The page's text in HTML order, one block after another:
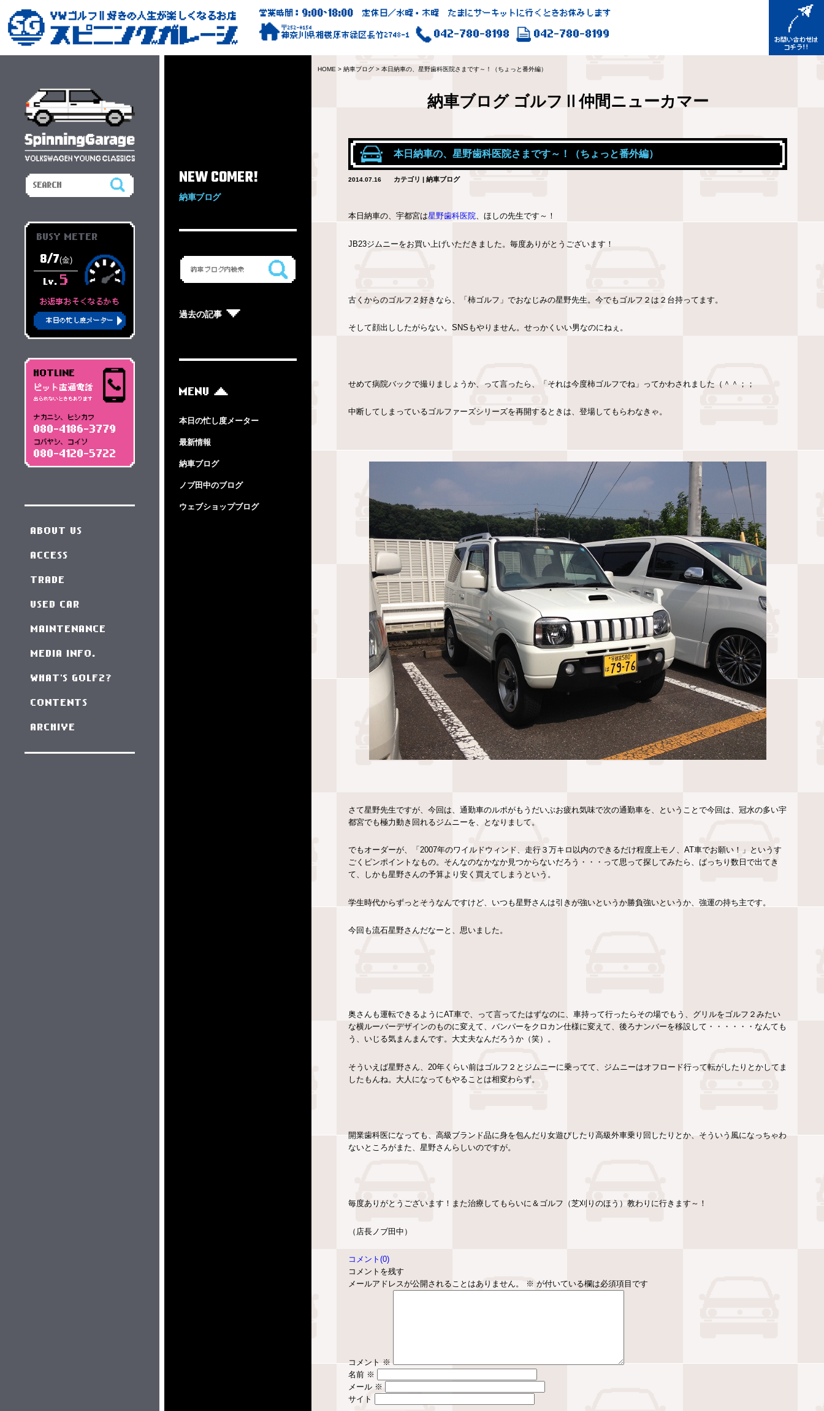
営業時間：9:00~18:00 定休日／水曜・木曜 たまにサーキットに行くときお休みします
〒252-0154
神奈川県相模原市緑区長竹2748-1 042-780-8198 042-780-8199
NEW COMER!
納車ブログ
過去の記事
MENU
本日の忙し度メーター
最新情報
納車ブログ
ノブ田中のブログ
ウェブショップブログ
HOME > 納車ブログ > 本日納車の、星野歯科医院さまです～！（ちょっと番外編）
納車ブログ ゴルフⅡ仲間ニューカマー
本日納車の、星野歯科医院さまです～！（ちょっと番外編）
2014.07.16 カテゴリ | 納車ブログ
本日納車の、宇都宮は星野歯科医院、ほしの先生です～！
JB23ジムニーをお買い上げいただきました。毎度ありがとうございます！
古くからのゴルフ２好きなら、「柿ゴルフ」でおなじみの星野先生。今でもゴルフ２は２台持ってます。
そして顔出ししたがらない。SNSもやりません。せっかくいい男なのにねぇ。
せめて病院バックで撮りましょうか、って言ったら、「それは今度柿ゴルフでね」ってかわされました（＾＾；；
中断してしまっているゴルファーズシリーズを再開するときは、登場してもらわなきゃ。
さて星野先生ですが、今回は、通勤車のルポがもうだいぶお疲れ気味で次の通勤車を、ということで今回は、冠水の多い宇
都宮でも極力動き回れるジムニーを、となりまして。
でもオーダーが、「2007年のワイルドウィンド、走行３万キロ以内のできるだけ程度上モノ、AT車でお願い！」というす
ごくピンポイントなもの。そんなのなかなか見つからないだろう・・・って思って探してみたら、ばっちり数日で出てき
て、しかも星野さんの予算より安く買えてしまうという。
学生時代からずっとそうなんですけど、いつも星野さんは引きが強いというか勝負強いというか、強運の持ち主です。
今回も流石星野さんだなーと、思いました。
奥さんも運転できるようにAT車で、って言ってたはずなのに、車持って行ったらその場でもう、グリルをゴルフ２みたい
な横ルーバーデザインのものに変えて、バンパーをクロカン仕様に変えて、後ろナンバーを移設して・・・・・・なんても
う、いじる気まんまんです。大丈夫なんだろうか（笑）。
そういえば星野さん、20年くらい前はゴルフ２とジムニーに乗ってて、ジムニーはオフロード行って転がしたりとかしてま
したもんね。大人になってもやることは相変わらず。
開業歯科医になっても、高級ブランド品に身を包んだり女遊びしたり高級外車乗り回したりとか、そういう風になっちゃわ
ないところがまた、星野さんらしいのですが。
毎度ありがとうございます！また治療してもらいに＆ゴルフ（芝刈りのほう）教わりに行きます～！
（店長ノブ田中）
コメント(0)
コメントを残す
メールアドレスが公開されることはありません。
※ が付いている欄は必須項目です
コメント※
名前 ※
メール ※
サイト
BUSY METER
8/7(金)
Lv. 5
お返事おそくなるかも
本日の忙し度メーター
HOTLINE
ピット直通電話
出られないときもあります
ナカニシ、ヒシカワ
080-4186-3779
コバヤシ、コイソ
080-4120-5722
ABOUT US
ACCESS
TRADE
USED CAR
MAINTENANCE
MEDIA INFO.
WHAT'S GOLF2?
CONTENTS
ARCHIVE